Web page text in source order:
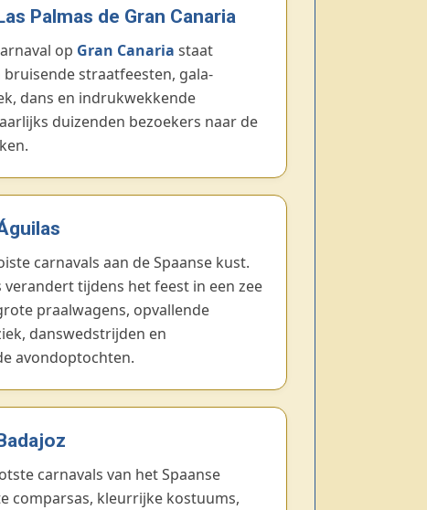
Palmas de Gran Canaria
op Gran Canaria staat
straatfeesten, gala-
dans en indrukwekkende
duizenden bezoekers naar de
carnavals aan de Spaanse kust.
verandert tijdens het feest in een zee
praalwagens, opvallende
danswedstrijden en
avondoptochten.
carnavals van het Spaanse
comparsas, kleurrijke kostuums,